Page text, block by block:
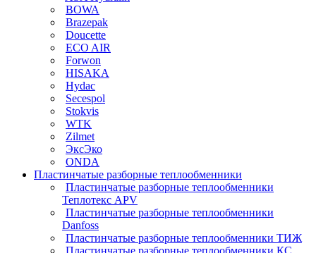
BOWA
Brazepak
Doucette
ECO AIR
Forwon
HISAKA
Hydac
Secespol
Stokvis
WTK
Zilmet
ЭксЭко
ONDA
Пластинчатые разборные теплообменники
Пластинчатые разборные теплообменники
Теплотекс APV
Пластинчатые разборные теплообменники
Danfoss
Пластинчатые разборные теплообменники ТИЖ
Пластинчатые разборные теплообменники КC